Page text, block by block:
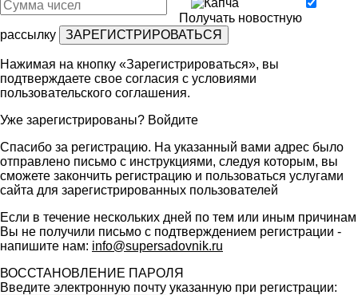
Получать новостную
рассылку
Нажимая на кнопку «Зарегистрироваться», вы
подтверждаете свое согласия с условиями
пользовательского соглашения.
Уже зарегистрированы? Войдите
Спасибо за регистрацию. На указанный вами адрес было
отправлено письмо с инструкциями, следуя которым, вы
сможете закончить регистрацию и пользоваться услугами
сайта для зарегистрированных пользователей
Если в течение нескольких дней по тем или иным причинам
Вы не получили письмо с подтверждением регистрации -
напишите нам: info@supersadovnik.ru
ВОССТАНОВЛЕНИЕ ПАРОЛЯ
Введите электронную почту указанную при регистрации: